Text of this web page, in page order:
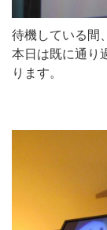
待機している間
本日は既に通り
ります。